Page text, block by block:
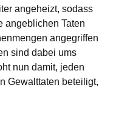
angeheizt, sodass
angeblichen Taten
angegriffen
sind dabei ums
nun damit, jeden
Gewalttaten beteiligt,